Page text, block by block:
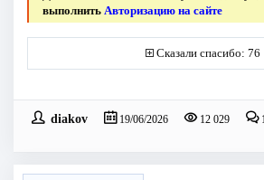
выполнитьАвторизацию на сайте
Сказали спасибо: 76
diakov 19/06/2026 12 029